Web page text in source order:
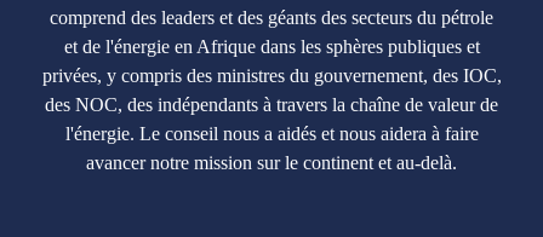
comprend des leaders et des géants des secteurs du pétrole
et de l'énergie en Afrique dans les sphères publiques et
privées, y compris des ministres du gouvernement, des IOC,
des NOC, des indépendants à travers la chaîne de valeur de
l'énergie. Le conseil nous a aidés et nous aidera à faire
avancer notre mission sur le continent et au-delà.